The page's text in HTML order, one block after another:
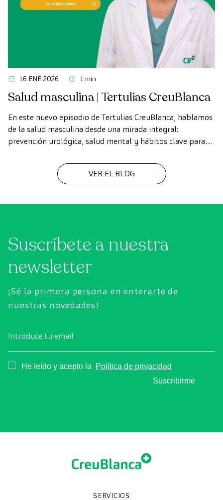
16 ENE 2026 1 min
Salud masculina | Tertulias CreuBlanca
En este nuevo episodio de Tertulias CreuBlanca, hablamos
de la salud masculina desde una mirada integral:
prevención urológica, salud mental y hábitos clave para
VER EL BLOG
Suscríbete a nuestra
newsletter
¡Sé la primera persona en enterarte de
nuestras novedades!
Introduce tu email
Consentimiento
He leído y acepto la
Política de privacidad
Suscribirme
SERVICIOS